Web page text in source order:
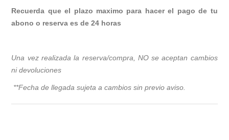
Recuerda que el plazo maximo para hacer el pago de tu
abono o reserva es de 24 horas
Una vez realizada la reserva/compra, NO se aceptan cambios
ni devoluciones
**Fecha de llegada sujeta a cambios sin previo aviso.